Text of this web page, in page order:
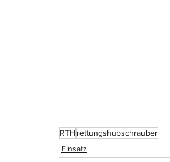
RTH rettungshubschrauber
Einsatz